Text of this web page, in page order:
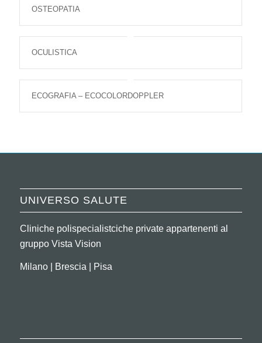
OSTEOPATIA
OCULISTICA
ECOGRAFIA – ECOCOLORDOPPLER
UNIVERSO SALUTE
Cliniche polispecialistciche private appartenenti al
gruppo Vista Vision
Milano | Brescia | Pisa